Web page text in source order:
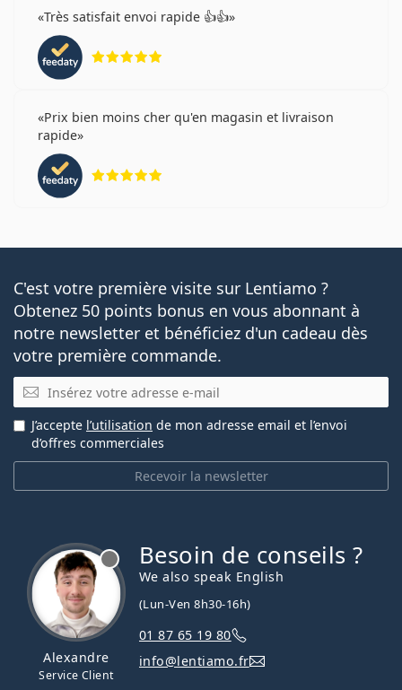
Très satisfait envoi rapide 👍👍
Prix bien moins cher qu'en magasin et livraison
rapide
C'est votre première visite sur Lentiamo ?
Obtenez 50 points bonus en vous abonnant à
notre newsletter et bénéficiez d'un cadeau dès
votre première commande.
E-mail
Recevoir la newsletter
J’accepte l’utilisation de mon adresse email et l’envoi
d’offres commerciales
Alexandre
Service Client
Besoin de conseils ?
We also speak English
(Lun-Ven 8h30-16h)
01 87 65 19 80
info@lentiamo.fr